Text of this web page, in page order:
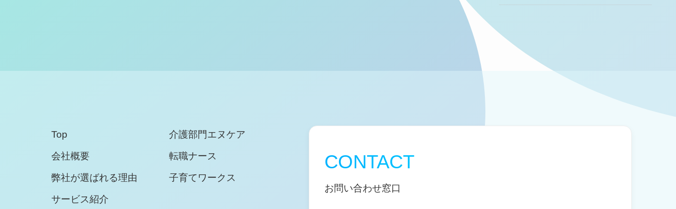
Top
会社概要
弊社が選ばれる理由
サービス紹介
介護部門エヌケア
転職ナース
子育てワークス
CONTACT
お問い合わせ窓口